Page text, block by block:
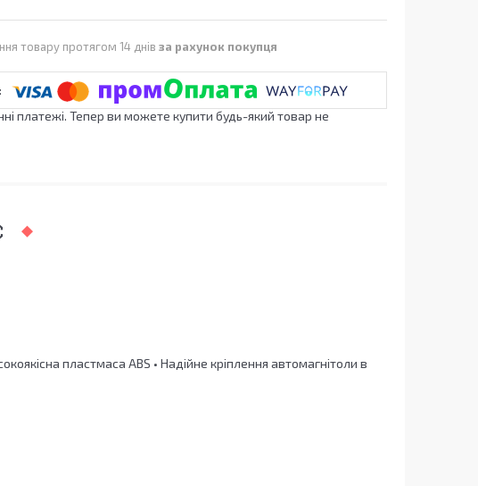
товару протягом 14 днів за рахунок покупця
платежі. Тепер ви можете купити будь-який товар не
пластмаса ABS • Надійне кріплення автомагнітоли в